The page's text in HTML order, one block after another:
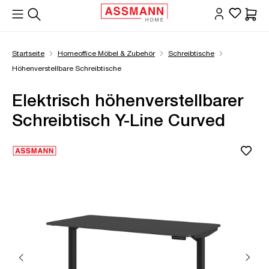
springen
Startseite Homeoffice Möbel & Zubehör
Schreibtische
Höhenverstellbare Schreibtische
Elektrisch höhenverstellbarer
Schreibtisch Y-Line Curved